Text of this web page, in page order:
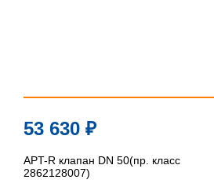
53 630 ₽
APT-R клапан DN 50(пр. класс
2862128007)